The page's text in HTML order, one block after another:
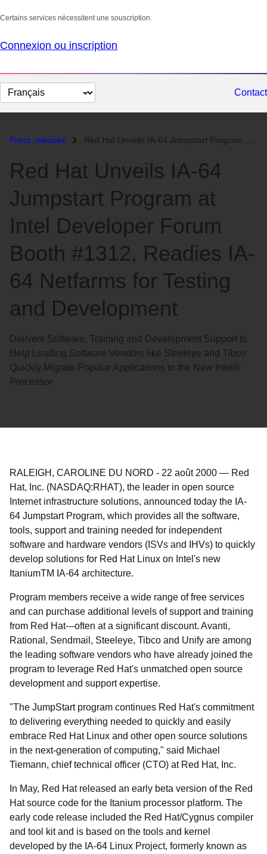
Certains services nécessitent une souscription.
Connexion ou inscription
Changer
la
Contact
Press releases Red Hat Unveils IA-64 Jumpstart Program at Intel Developer Forum Booth...
Red Hat Unveils IA-64
Jumpstart Program at
Intel Developer Forum
Booth #1312, Readies IA-
64 Netfarms for Testing
and Development
Delivers Software, Training and Development Support to
Help Leading Software Vendors like Steeleye and Tibco
Quickly Migrate Popular Applications to the New Intel®
Processor
RALEIGH, CAROLINE DU NORD - 22 août 2000 — Red
Hat, Inc. (NASDAQ:RHAT), the leader in open source
Internet infrastructure solutions, announced today the IA-
64 Jumpstart Program, which provides all the software,
tools, support and training needed for independent
software and hardware vendors (ISVs and IHVs) to quickly
develop solutions for Red Hat Linux on Intel's new
ItaniumTM IA-64 architecture.
Program members receive a wide range of free services
and can purchase additional levels of support and training
from Red Hat---often at a significant discount. Avanti,
Rational, Sendmail, Steeleye, Tibco and Unify are among
the leading software vendors who have already joined the
program to leverage Red Hat's unmatched open source
development and support expertise.
"The JumpStart program continues Red Hat's commitment
to delivering everything needed to quickly and easily
embrace Red Hat Linux and other open source solutions
in the next-generation of computing," said Michael
Tiemann, chief technical officer (CTO) at Red Hat, Inc.
In May, Red Hat released an early beta version of the Red
Hat source code for the Itanium processor platform. The
early code release included the Red Hat/Cygnus compiler
and tool kit and is based on the tools and kernel
developed by the IA-64 Linux Project, formerly known as